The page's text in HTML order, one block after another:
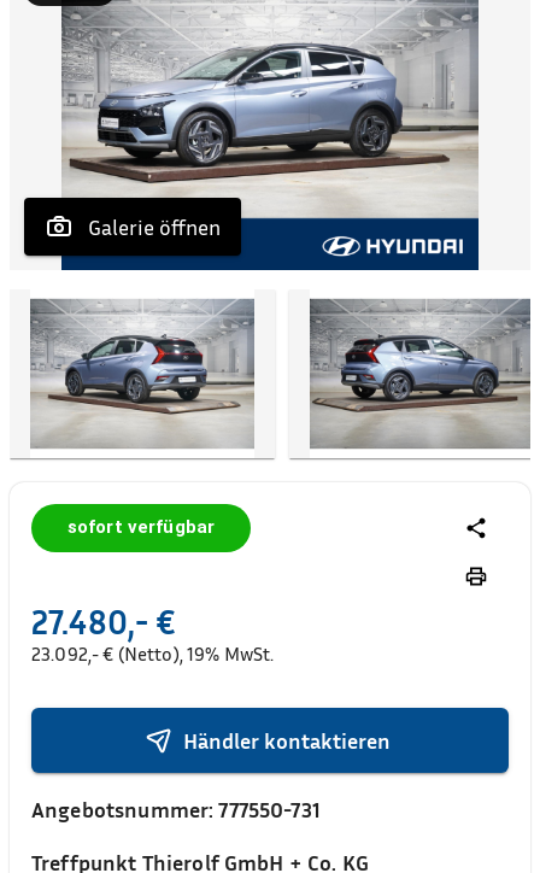
Galerie öffnen
sofort verfügbar
27.480,- €
23.092,- € (Netto), 19% MwSt.
Händler kontaktieren
Angebotsnummer:777550-731
Treffpunkt Thierolf GmbH + Co. KG